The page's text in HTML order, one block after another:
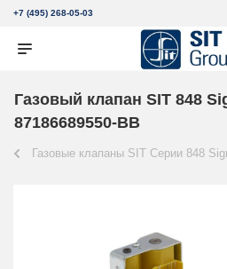
+7 (495) 268-05-03
Газовый клапан SIT 848
87186689550-BB
Газовые клапаны SIT Серии 848